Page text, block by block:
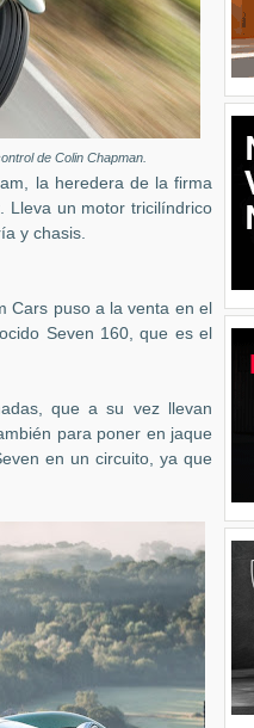
de Colin Chapman.
la heredera de la firma
Lleva un motor tricilíndrico
y chasis.
Cars puso a la venta en el
Seven 160, que es el
que a su vez llevan
para poner en jaque
en un circuito, ya que